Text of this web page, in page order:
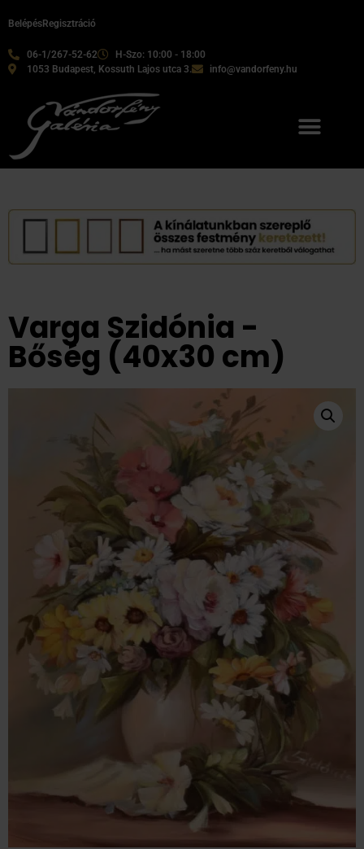
06-1/267-52-62
H-Szo: 10:00 - 18:00
1053 Budapest, Kossuth Lajos utca 3.
info@vandorfeny.hu
BelépésRegisztráció
Varga Szidónia -
Bőség (40x30 cm)